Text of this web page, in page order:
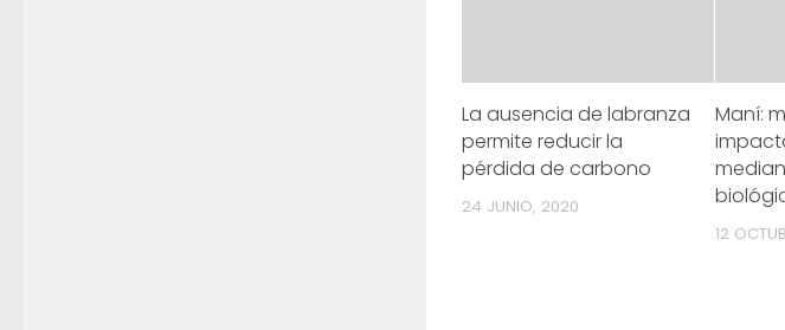
La ausencia de labranza
permite reducir la
pérdida de carbono
24 JUNIO, 2020
Maní:
12